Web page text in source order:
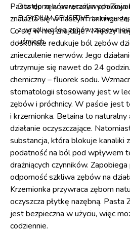
Dostępna w poręcznym
ELGYDIUM SENSITIVE to
z wrażliwością zębów,
uśmiech.
Pasta do zębów wrażliwych
znalazła się w naszym rankingu
Co się w niej znajduje? Między
doskonale redukuje ból zębów
znieczulenie nerwów. Jego
utrzymuje się nawet do 24
chemiczny – fluorek sodu.
stomatologii stosowany jest w
zębów i próchnicy. W paście jest
i krzemionka. Betaina to
działanie oczyszczające.
substancja, która blokuje kanaliki
podatność na ból pod wpływem
drażniących czynników.
odporność szkliwa zębów na
Krzemionka przywraca zębom
oczyszcza płytkę nazębną.
jest bezpieczna w użyciu, więc
codziennie.